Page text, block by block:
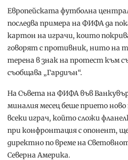
Европейската футболна
последва примера на ФИФА да
картон на играчи, които
говорят с противник, нито на
терена в знак на протест към
съобщава „Гардиън“.
На Съвета на ФИФА във
миналия месец беше прието
всеки играч, който сложи
при конфронтация с опонент, ще
директно по време на
Северна Америка.